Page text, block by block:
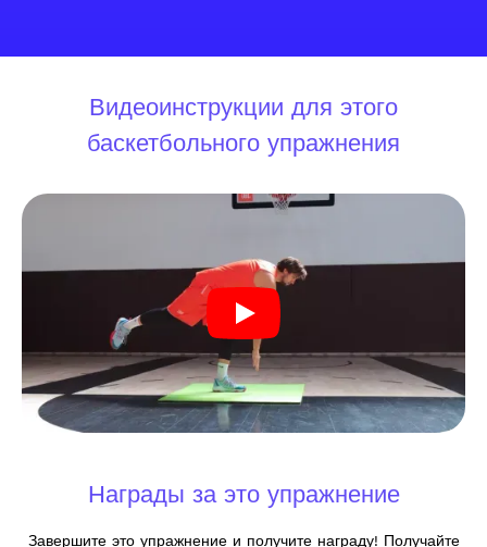
Видеоинструкции для этого
баскетбольного упражнения
Награды за это упражнение
Завершите это упражнение и получите награду! Получайте